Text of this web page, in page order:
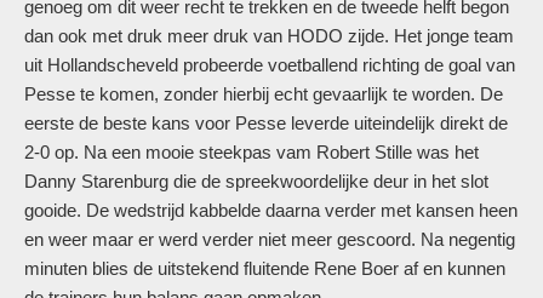
genoeg om dit weer recht te trekken en de tweede helft begon
dan ook met druk meer druk van HODO zijde. Het jonge team
uit Hollandscheveld probeerde voetballend richting de goal van
Pesse te komen, zonder hierbij echt gevaarlijk te worden. De
eerste de beste kans voor Pesse leverde uiteindelijk direkt de
2-0 op. Na een mooie steekpas vam Robert Stille was het
Danny Starenburg die de spreekwoordelijke deur in het slot
gooide. De wedstrijd kabbelde daarna verder met kansen heen
en weer maar er werd verder niet meer gescoord. Na negentig
minuten blies de uitstekend fluitende Rene Boer af en kunnen